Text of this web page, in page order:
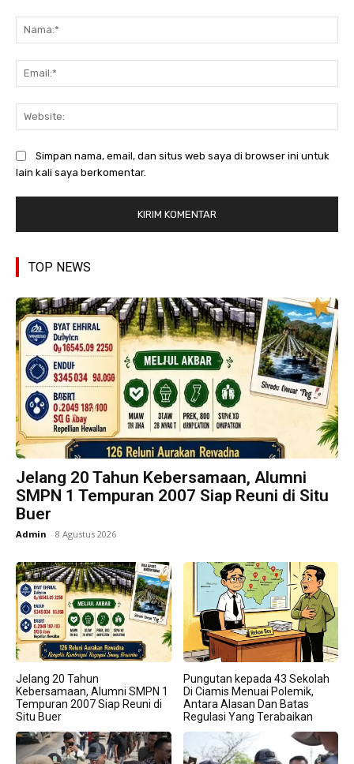
Simpan nama, email, dan situs web saya di browser ini untuk
lain kali saya berkomentar.
TOP NEWS
Jelang 20 Tahun Kebersamaan, Alumni
SMPN 1 Tempuran 2007 Siap Reuni di Situ
Buer
Admin - 8 Agustus 2026
Jelang 20 Tahun
Kebersamaan, Alumni SMPN 1
Tempuran 2007 Siap Reuni di
Situ Buer
Pungutan kepada 43 Sekolah
Di Ciamis Menuai Polemik,
Antara Alasan Dan Batas
Regulasi Yang Terabaikan